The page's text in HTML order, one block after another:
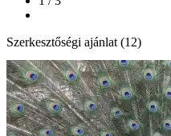
Szerkesztőségi ajánlat (12)